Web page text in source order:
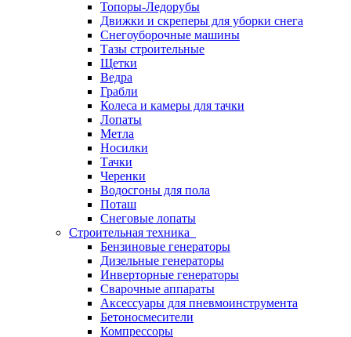
Топоры-Ледорубы
Движки и скреперы для уборки снега
Снегоуборочные машины
Тазы строительные
Щетки
Ведра
Грабли
Колеса и камеры для тачки
Лопаты
Метла
Носилки
Тачки
Черенки
Водосгоны для пола
Поташ
Снеговые лопаты
Строительная техника
Бензиновые генераторы
Дизельные генераторы
Инверторные генераторы
Сварочные аппараты
Аксессуары для пневмоинструмента
Бетоносмесители
Компрессоры